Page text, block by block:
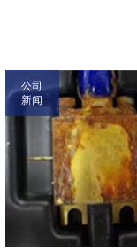
公司
新闻